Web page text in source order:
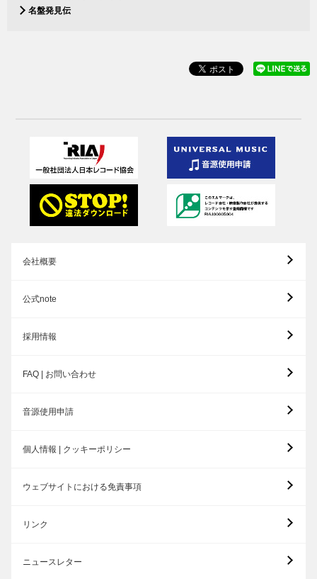
名盤発見伝
会社概要
公式note
採用情報
FAQ | お問い合わせ
音源使用申請
個人情報 | クッキーポリシー
ウェブサイトにおける免責事項
リンク
ニュースレター